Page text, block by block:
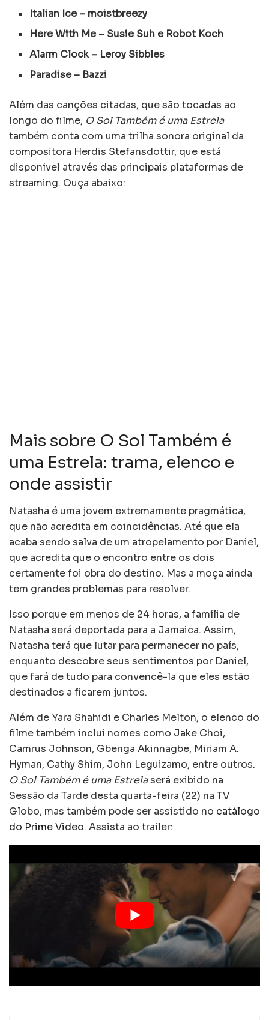
Italian Ice – moistbreezy
Here With Me – Susie Suh e Robot Koch
Alarm Clock – Leroy Sibbles
Paradise – Bazzi
Além das canções citadas, que são tocadas ao
longo do filme, O Sol Também é uma Estrela
também conta com uma trilha sonora original da
compositora Herdis Stefansdottir, que está
disponível através das principais plataformas de
streaming. Ouça abaixo:
Mais sobre O Sol Também é
uma Estrela: trama, elenco e
onde assistir
Natasha é uma jovem extremamente pragmática,
que não acredita em coincidências. Até que ela
acaba sendo salva de um atropelamento por Daniel,
que acredita que o encontro entre os dois
certamente foi obra do destino. Mas a moça ainda
tem grandes problemas para resolver.
Isso porque em menos de 24 horas, a família de
Natasha será deportada para a Jamaica. Assim,
Natasha terá que lutar para permanecer no país,
enquanto descobre seus sentimentos por Daniel,
que fará de tudo para convencê-la que eles estão
destinados a ficarem juntos.
Além de Yara Shahidi e Charles Melton, o elenco do
filme também inclui nomes como Jake Choi,
Camrus Johnson, Gbenga Akinnagbe, Miriam A.
Hyman, Cathy Shim, John Leguizamo, entre outros.
O Sol Também é uma Estrelaserá exibido na
Sessão da Tarde desta quarta-feira (22) na TV
Globo, mas também pode ser assistido no catálogo
do Prime Video. Assista ao trailer: